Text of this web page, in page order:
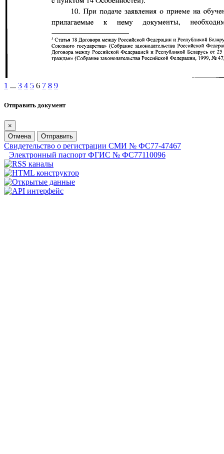
1 ... 3 4 5 6 7 8 9
Отправить документ
×
Отмена
Отправить
Свидетельство о регистрации СМИ № ФС77-47467
Электронный паспорт ФГИС № ФС77110096